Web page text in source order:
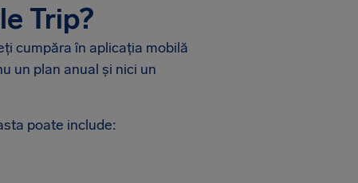
Trip?
cumpăra în aplicația mobilă
un plan anual și nici un
poate include: